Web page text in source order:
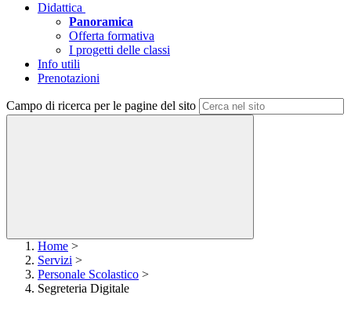
Didattica
Panoramica
Offerta formativa
I progetti delle classi
Info utili
Prenotazioni
Campo di ricerca per le pagine del sito
Home >
Servizi >
Personale Scolastico >
Segreteria Digitale